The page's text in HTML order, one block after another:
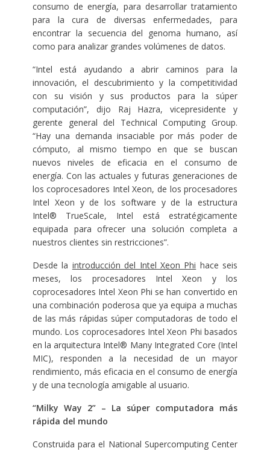
consumo de energía, para desarrollar tratamiento
para la cura de diversas enfermedades, para
encontrar la secuencia del genoma humano, así
como para analizar grandes volúmenes de datos.
“Intel está ayudando a abrir caminos para la
innovación, el descubrimiento y la competitividad
con su visión y sus productos para la súper
computación”, dijo Raj Hazra, vicepresidente y
gerente general del Technical Computing Group.
“Hay una demanda insaciable por más poder de
cómputo, al mismo tiempo en que se buscan
nuevos niveles de eficacia en el consumo de
energía. Con las actuales y futuras generaciones de
los coprocesadores Intel Xeon, de los procesadores
Intel Xeon y de los software y de la estructura
Intel® TrueScale, Intel está estratégicamente
equipada para ofrecer una solución completa a
nuestros clientes sin restricciones”.
Desde la introducción del Intel Xeon Phi hace seis
meses, los procesadores Intel Xeon y los
coprocesadores Intel Xeon Phi se han convertido en
una combinación poderosa que ya equipa a muchas
de las más rápidas súper computadoras de todo el
mundo. Los coprocesadores Intel Xeon Phi basados
en la arquitectura Intel® Many Integrated Core (Intel
MIC), responden a la necesidad de un mayor
rendimiento, más eficacia en el consumo de energía
y de una tecnología amigable al usuario.
“Milky Way 2” – La súper computadora más
rápida del mundo
Construida para el National Supercomputing Center